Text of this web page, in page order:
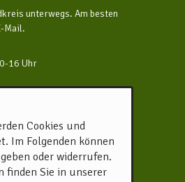
unterwegs. Am besten
Mail.
16 Uhr
Cookies und
Im Folgenden können
oder widerrufen.
finden Sie in unserer